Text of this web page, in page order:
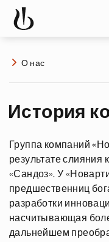
О нас
История
Группа компаний
результате слияния
«Сандоз». У
предшественниц
разработки
насчитывающая
дальнейшем